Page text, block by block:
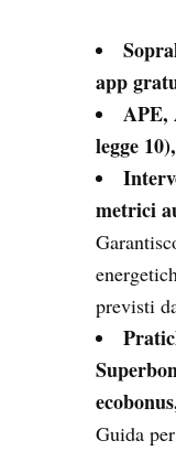
app
APE,
legge
metrici
previsti
Guida